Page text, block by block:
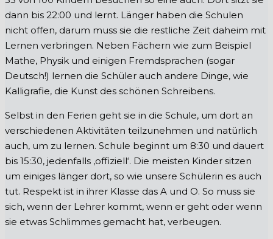
dann bis 22:00 und lernt. Länger haben die Schulen
nicht offen, darum muss sie die restliche Zeit daheim mit
Lernen verbringen. Neben Fächern wie zum Beispiel
Mathe, Physik und einigen Fremdsprachen (sogar
Deutsch!) lernen die Schüler auch andere Dinge, wie
Kalligrafie, die Kunst des schönen Schreibens.
Selbst in den Ferien geht sie in die Schule, um dort an
verschiedenen Aktivitäten teilzunehmen und natürlich
auch, um zu lernen. Schule beginnt um 8:30 und dauert
bis 15:30, jedenfalls ‚offiziell‘. Die meisten Kinder sitzen
um einiges länger dort, so wie unsere Schülerin es auch
tut. Respekt ist in ihrer Klasse das A und O. So muss sie
sich, wenn der Lehrer kommt, wenn er geht oder wenn
sie etwas Schlimmes gemacht hat, verbeugen.